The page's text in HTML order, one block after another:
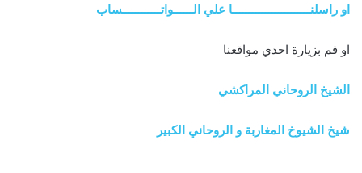
او راسلنــــــــــــــــــــــــا علي الــــــواتــــــــــــساب
او قم بزيارة احدي مواقعنا
الشيخ الروحاني المراكشي
شيخ الشيوخ المغاربة و الروحاني الكبير